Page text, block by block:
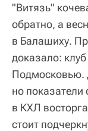
"Витязь"
обратно, а
в Балашиху.
доказало:
Подмосковью.
но
в КХЛ
стоит